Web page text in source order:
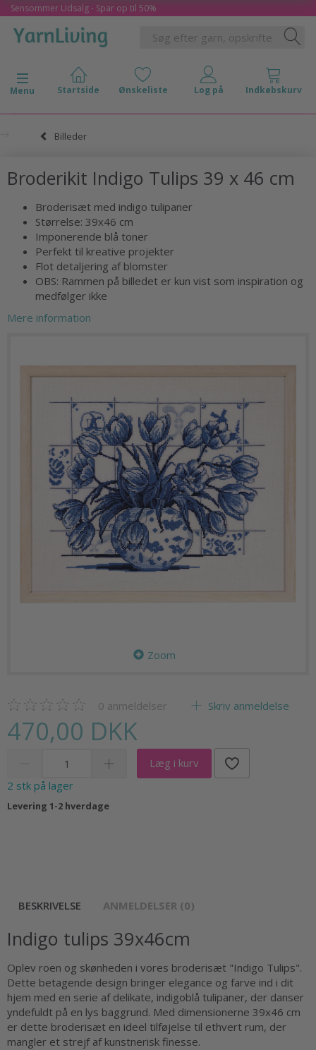
Sensommer Udsalg - Spar op til 50%
Skifte navigation
Menu
Billeder
Broderikit Indigo Tulips 39 x 46 cm
Broderisæt med indigo tulipaner
Størrelse: 39x46 cm
Imponerende blå toner
Perfekt til kreative projekter
Flot detaljering af blomster
OBS: Rammen på billedet er kun vist som inspiration og
medfølger ikke
Mere information
Zoom
0 anmeldelser Skriv anmeldelse
470,00 DKK
Læg i kurv
2 stk på lager
Levering 1-2 hverdage
BESKRIVELSE ANMELDELSER (0)
Indigo tulips 39x46cm
Oplev roen og skønheden i vores broderisæt "Indigo Tulips".
Dette betagende design bringer elegance og farve ind i dit
hjem med en serie af delikate, indigoblå tulipaner, der danser
yndefuldt på en lys baggrund. Med dimensionerne 39x46 cm
er dette broderisæt en ideel tilføjelse til ethvert rum, der
mangler et strejf af kunstnerisk finesse.